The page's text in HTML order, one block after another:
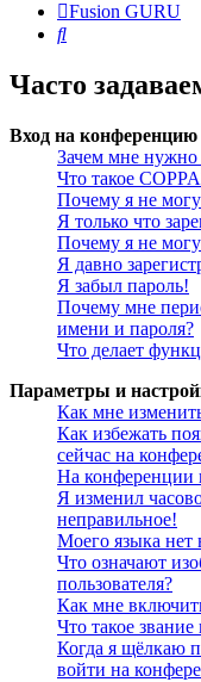
Fusion GURU
Поиск
Часто
Вход на конференцию
Зачем мне нужно
Что такое
Почему я не могу
Я только что
Почему я не
Я давно
Я забыл пароль!
Почему мне
имени и пароля?
Что делает
Параметры и
Как мне
Как избежать
сейчас на
На конференции
Я изменил
неправильное!
Моего языка нет
Что означают
пользователя?
Как мне
Что такое
Когда я щёлкаю
войти на